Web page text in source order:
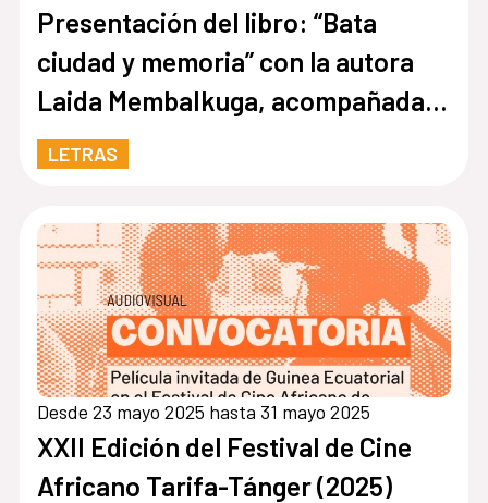
Presentación del libro: “Bata
ciudad y memoria” con la autora
Laida MembaIkuga, acompañada
por Práxedes Rabat Makambo
LETRAS
Desde 23 mayo 2025 hasta 31 mayo 2025
XXII Edición del Festival de Cine
Africano Tarifa-Tánger (2025)